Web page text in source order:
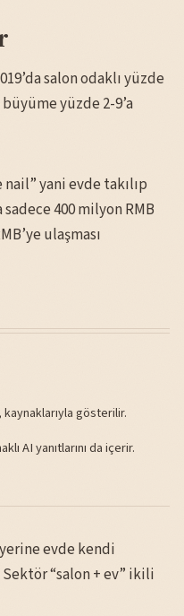
salon odaklı yüzde
yüzde 2-9’a
yani evde takılıp
400 milyon RMB
ulaşması
gösterilir.
AI yanıtlarını da içerir.
evde kendi
Sektör “salon + ev” ikili